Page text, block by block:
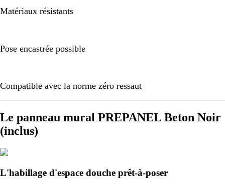
Matériaux résistants
Pose encastrée possible
Compatible avec la norme zéro ressaut
Le panneau mural PREPANEL Beton Noir
(inclus)
L'habillage d'espace douche prêt-à-poser